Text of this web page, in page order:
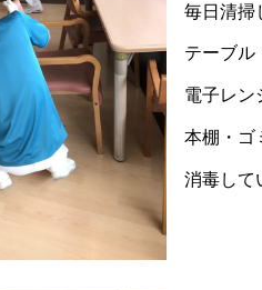
毎日清掃
テーブル
電子レン
本棚・ゴ
消毒して